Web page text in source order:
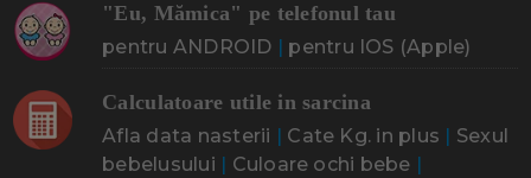
"Eu, Mămica" pe telefonul tau
pentru ANDROID pentru IOS (Apple)
Calculatoare utile in sarcina
Afla data nasterii Cate Kg. in plus
Sexul
bebelusului
Culoare ochi bebe